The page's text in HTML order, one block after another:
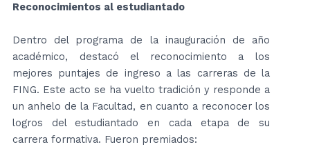
Reconocimientos al estudiantado
Dentro del programa de la inauguración de año
académico, destacó el reconocimiento a los
mejores puntajes de ingreso a las carreras de la
FING. Este acto se ha vuelto tradición y responde a
un anhelo de la Facultad, en cuanto a reconocer los
logros del estudiantado en cada etapa de su
carrera formativa. Fueron premiados: